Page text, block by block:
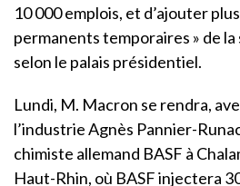
10 000 emplois, et d’ajouter
permanents temporaires » de
selon le palais présidentiel.
Lundi, M. Macron se rendra,
l’industrie Agnès Pannier-
chimiste allemand BASF à
Haut-Rhin, où BASF injectera